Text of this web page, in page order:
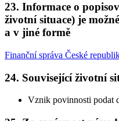
23. Informace o
životní situace) je
a v jiné formě
Finanční správa České
24. Související životní
Vznik povinnosti podat